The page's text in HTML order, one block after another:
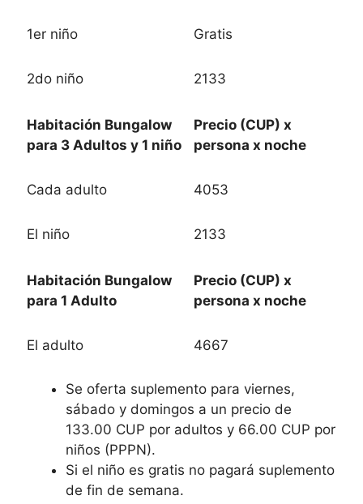
1er niño Gratis
2do niño 2133
Habitación Bungalow
para 3 Adultos y 1 niño
Precio (CUP) x
persona x noche
Cada adulto 4053
El niño 2133
Habitación Bungalow
para 1 Adulto
Precio (CUP) x
persona x noche
El adulto 4667
Se oferta suplemento para viernes,
sábado y domingos a un precio de
133.00 CUP por adultos y 66.00 CUP por
niños (PPPN).
Si el niño es gratis no pagará suplemento
de fin de semana.